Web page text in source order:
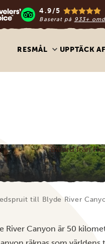
4.9/5
Baserat på 933+
RESMÅL UPPTÄCK
Bilfärd från
till Blyde River
River Canyon är 50